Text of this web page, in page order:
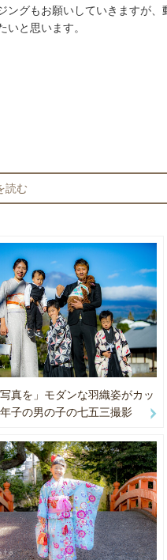
しみにしています。どうぞよろ
）。
合があります。
合があります、チャットにて
ングもお願いしていきますが、
と思います。
プリ2005,2006（２年連続）
グランプリ2007
読む
写真を」モダンな羽織姿がカッ
子の男の子の七五三撮影